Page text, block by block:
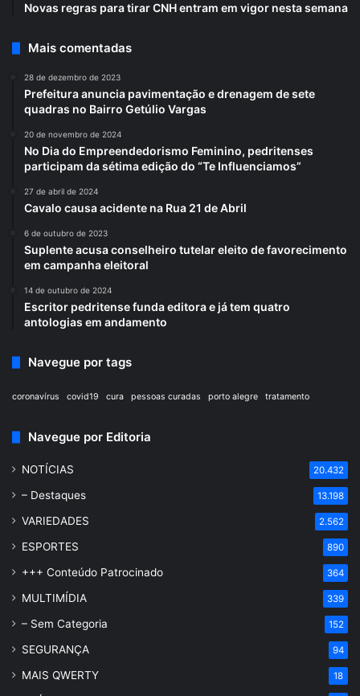
Novas regras para tirar CNH entram em vigor nesta semana
Mais comentadas
28 de dezembro de 2023
Prefeitura anuncia pavimentação e drenagem de sete
quadras no Bairro Getúlio Vargas
20 de novembro de 2024
No Dia do Empreendedorismo Feminino, pedritenses
participam da sétima edição do “Te Influenciamos”
27 de abril de 2024
Cavalo causa acidente na Rua 21 de Abril
6 de outubro de 2023
Suplente acusa conselheiro tutelar eleito de favorecimento
em campanha eleitoral
14 de outubro de 2024
Escritor pedritense funda editora e já tem quatro
antologias em andamento
Navegue por tags
coronavírus covid19 cura pessoas curadas porto alegre tratamento
Navegue por Editoria
NOTÍCIAS 20.432
– Destaques 13.198
VARIEDADES 2.562
ESPORTES 890
+++ Conteúdo Patrocinado 364
MULTIMÍDIA 339
– Sem Categoria 152
SEGURANÇA 94
MAIS QWERTY 18